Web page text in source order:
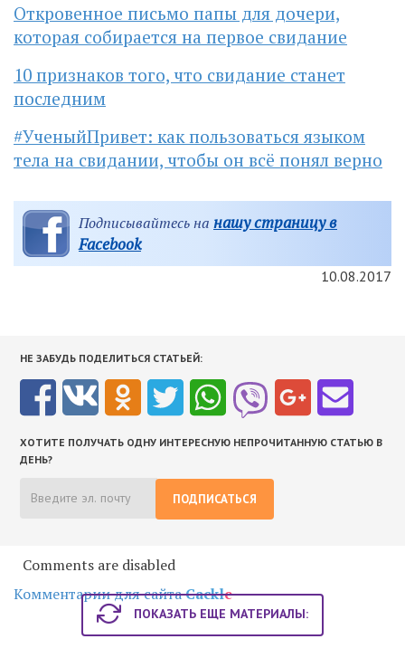
Откровенное письмо папы для дочери,
которая собирается на первое свидание
10 признаков того, что свидание станет
последним
#УченыйПривет: как пользоваться языком
тела на свидании, чтобы он всё понял верно
Подписывайтесь на нашу страницу в
Facebook
10.08.2017
НЕ ЗАБУДЬ ПОДЕЛИТЬСЯ СТАТЬЕЙ:
ХОТИТЕ ПОЛУЧАТЬ ОДНУ ИНТЕРЕСНУЮ НЕПРОЧИТАННУЮ СТАТЬЮ В
ДЕНЬ?
ПОДПИСАТЬСЯ
Comments are disabled
Комментарии для сайтаCackle
ПОКАЗАТЬ ЕЩЕ МАТЕРИАЛЫ: